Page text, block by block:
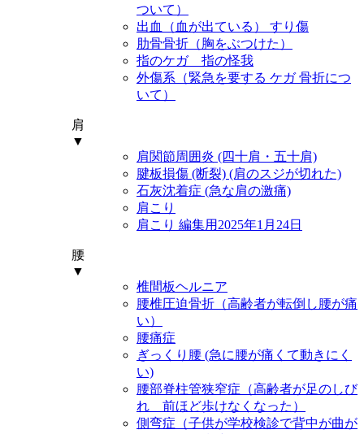
ついて）
出血（血が出ている） すり傷
肋骨骨折（胸をぶつけた）
指のケガ 指の怪我
外傷系（緊急を要する ケガ 骨折につ
いて）
肩
▼
肩関節周囲炎 (四十肩・五十肩)
腱板損傷 (断裂) (肩のスジが切れた)
石灰沈着症 (急な肩の激痛)
肩こり
肩こり 編集用2025年1月24日
腰
▼
椎間板ヘルニア
腰椎圧迫骨折（高齢者が転倒し腰が痛
い）
腰痛症
ぎっくり腰 (急に腰が痛くて動きにく
い)
腰部脊柱管狭窄症（高齢者が足のしび
れ 前ほど歩けなくなった）
側弯症（子供が学校検診で背中が曲が